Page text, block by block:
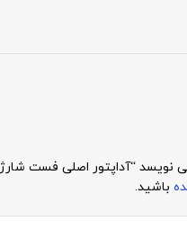
اصلی فست شارژ 15 وات سامسونگ”
باشید.